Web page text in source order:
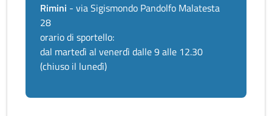
Rimini - via Sigismondo Pandolfo Malatesta
28
orario di sportello:
dal martedì al venerdì dalle 9 alle 12.30
(chiuso il lunedì)